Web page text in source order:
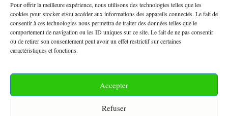
Pour offrir la meilleure expérience, nous utilisons des technologies telles que les
cookies pour stocker et/ou accéder aux informations des appareils connectés. Le fait de
consentir à ces technologies nous permettra de traiter des données telles que le
comportement de navigation ou les ID uniques sur ce site. Le fait de ne pas consentir
ou de retirer son consentement peut avoir un effet restrictif sur certaines
caractéristiques et fonctions.
Accepter
Refuser
Finaldées EURL
Siège social : 13 avenue Boudon, 75016, Paris
Nous contacter
Conditions Générales de Vente
Politique de Confidentialité